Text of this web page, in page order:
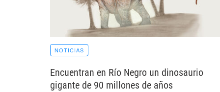
NOTICIAS
Encuentran en Río Negro un dinosaurio
gigante de 90 millones de años